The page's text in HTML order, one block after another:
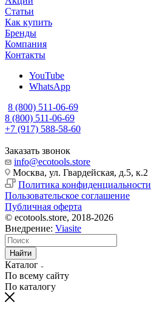
Статьи
Как купить
Бренды
Компания
Контакты
YouTube
WhatsApp
8 (800) 511-06-69
8 (800) 511-06-69
+7 (917) 588-58-60
Заказать звонок
info@ecotools.store
Москва, ул. Гвардейская, д.5, к.2
Политика конфиденциальности
Пользовательское соглашение
Публичная оферта
© ecotools.store, 2018-2026
Внедрение: Viasite
Найти
Каталог
По всему сайту
По каталогу